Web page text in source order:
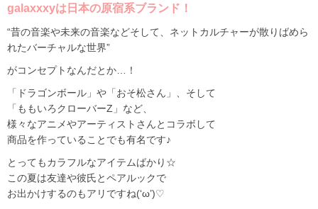
galaxxxyは日本の原宿系ブランド！
“昔の音楽や未来の音楽などそして、ネットカルチャーが散りばめら
れたバーチャルな世界”
がコンセプトなんだとか…！
「ドラゴンボール」や「おそ松さん」、そして
「ももいろクローバーZ」など、
様々なアニメやアーティストさんとコラボして
商品を作っていることでも有名です♪
とってもカラフルなアイテムばかり☆
この夏は友達や彼氏とペアルックで
お出かけするのもアリですね(‘ω’)♡